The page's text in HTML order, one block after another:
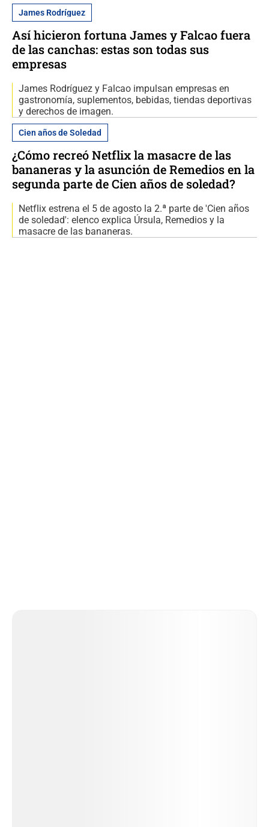
James Rodríguez
Así hicieron fortuna James y Falcao fuera
de las canchas: estas son todas sus
empresas
James Rodríguez y Falcao impulsan empresas en
gastronomía, suplementos, bebidas, tiendas deportivas
y derechos de imagen.
Cien años de Soledad
¿Cómo recreó Netflix la masacre de las
bananeras y la asunción de Remedios en la
segunda parte de Cien años de soledad?
Netflix estrena el 5 de agosto la 2.ª parte de 'Cien años
de soledad': elenco explica Úrsula, Remedios y la
masacre de las bananeras.